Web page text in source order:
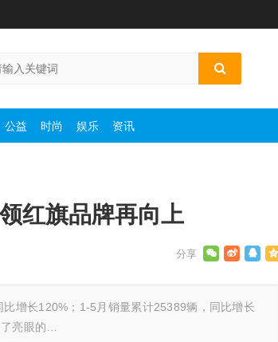
公益 时尚 娱乐 资讯
红旗品牌再向上
增长120%；1-5月销量累计25389辆，同比增长
亮眼的…